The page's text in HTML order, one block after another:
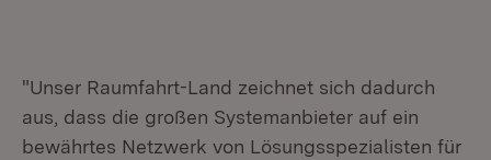
"Unser Raumfahrt-Land zeichnet sich dadurch
aus, dass die großen System­anbieter auf ein
bewährtes Netzwerk von Lösungsspezialisten für